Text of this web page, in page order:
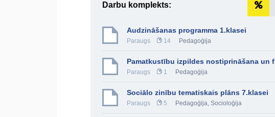
Darbu komplekts:
Audzināšanas programma 1.klasei
Paraugs 14 Pedagoģija
Pamatkustību izpildes nostiprināšana
Paraugs 1 Pedagoģija
Sociālo zinību tematiskais plāns 7.klasei
Paraugs 5 Pedagoģija, Socioloģija